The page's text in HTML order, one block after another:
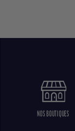
NOS BOUTIQUES